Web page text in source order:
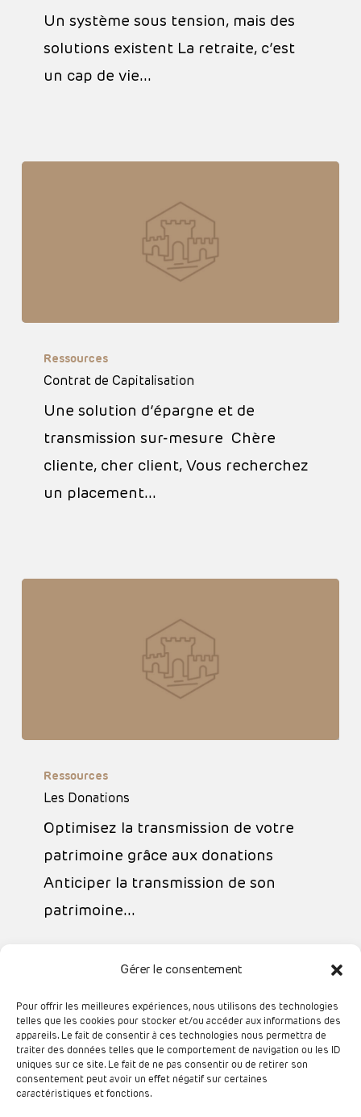
Gérer le consentement
Pour offrir les meilleures expériences, nous utilisons des technologies
telles que les cookies pour stocker et/ou accéder aux informations des
appareils. Le fait de consentir à ces technologies nous permettra de
traiter des données telles que le comportement de navigation ou les ID
uniques sur ce site. Le fait de ne pas consentir ou de retirer son
consentement peut avoir un effet négatif sur certaines
caractéristiques et fonctions.
Un système sous tension, mais des
solutions existent La retraite, c’est
un cap de vie…
Capitalisation
Ressources
Contrat de Capitalisation
Une solution d’épargne et de
transmission sur-mesure Chère
cliente, cher client, Vous recherchez
un placement…
Donations
Ressources
Les Donations
Optimisez la transmission de votre
patrimoine grâce aux donations
Anticiper la transmission de son
patrimoine…
1 2 Next